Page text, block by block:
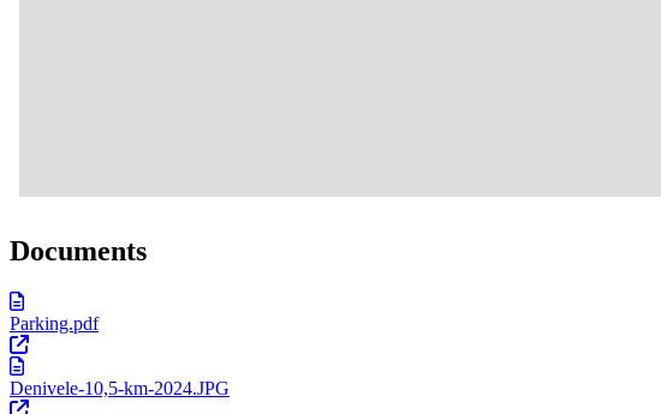
Documents
Parking.pdf
Denivele-10,5-km-2024.JPG